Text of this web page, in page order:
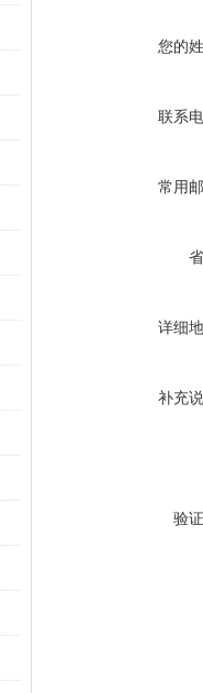
您的
联系
常用
详细
补充
验